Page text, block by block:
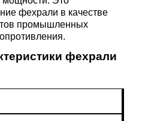
фехрали в качестве
промышленных
фехрали